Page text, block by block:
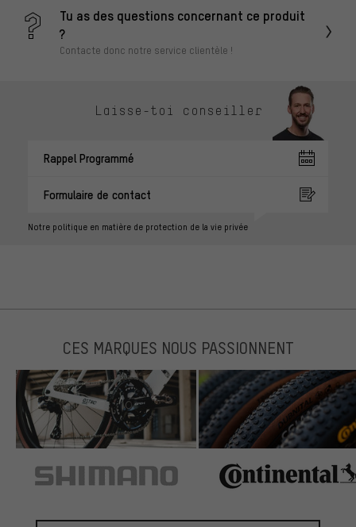
Tu as des questions concernant ce produit
?
Contacte donc notre service clientèle !
Laisse-toi conseiller
Rappel Programmé
Formulaire de contact
Notre politique en matière de protection de la vie privée
CES MARQUES NOUS PASSIONNENT